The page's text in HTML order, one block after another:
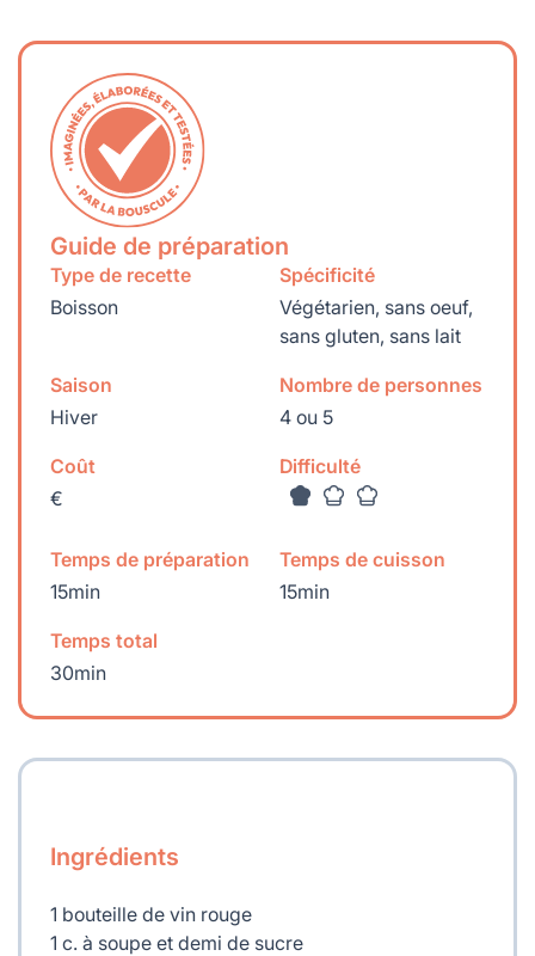
Guide de préparation
Type de recette
Boisson
Spécificité
Végétarien, sans oeuf,
sans gluten, sans lait
Saison
Hiver
Nombre de personnes
4 ou 5
Coût
€
Difficulté
Temps de préparation
15min
Temps de cuisson
15min
Temps total
30min
Ingrédients
1 bouteille de vin rouge
1 c. à soupe et demi de sucre